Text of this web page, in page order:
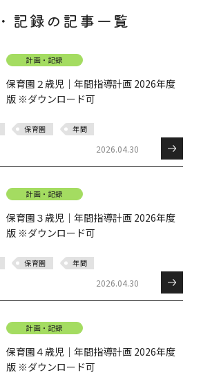
記録の記事一覧
計画・記録
保育園２歳児｜年間指導計画 2026年度
版 ※ダウンロード可
保育園 年間
2026.04.30
計画・記録
保育園３歳児｜年間指導計画 2026年度
版 ※ダウンロード可
保育園 年間
2026.04.30
計画・記録
保育園４歳児｜年間指導計画 2026年度
版 ※ダウンロード可